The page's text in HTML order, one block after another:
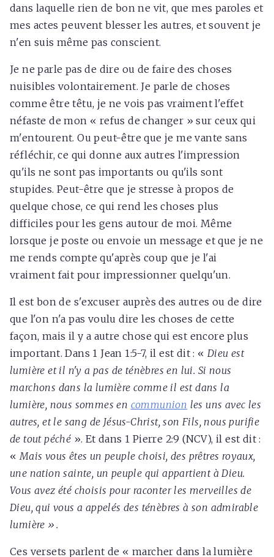
dans laquelle rien de bon ne vit, que mes paroles et
mes actes peuvent blesser les autres, et souvent je
n'en suis même pas conscient.
Je ne parle pas de dire ou de faire des choses
nuisibles volontairement. Je parle de choses
comme être têtu, je ne vois pas vraiment l'effet
néfaste de mon « refus de changer » sur ceux qui
m'entourent. Ou peut-être que je me vante sans
réfléchir, ce qui donne aux autres l'impression
qu'ils ne sont pas importants ou qu'ils sont
stupides. Peut-être que je stresse à propos de
quelque chose, ce qui rend les choses plus
difficiles pour les gens autour de moi. Même
lorsque je poste ou envoie un message et que je ne
me rends compte qu'après coup que je l'ai
vraiment fait pour impressionner quelqu'un.
Il est bon de s'excuser auprès des autres ou de dire
que l'on n'a pas voulu dire les choses de cette
façon, mais il y a autre chose qui est encore plus
important. Dans 1 Jean 1:5-7, il est dit : « Dieu est
lumière et il n'y a pas de ténèbres en lui. Si nous
marchons dans la lumière comme il est dans la
lumière, nous sommes en communion les uns avec les
autres, et le sang de Jésus-Christ, son Fils, nous purifie
de tout péché ». Et dans 1 Pierre 2:9 (NCV), il est dit :
«Mais vous êtes un peuple choisi, des prêtres royaux,
une nation sainte, un peuple qui appartient à Dieu.
Vous avez été choisis pour raconter les merveilles de
Dieu, qui vous a appelés des ténèbres à son admirable
lumière ».
Ces versets parlent de « marcher dans la lumière